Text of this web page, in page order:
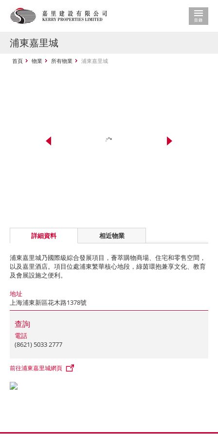
浦東嘉里城
首頁 物業 所有物業 浦東嘉里城
詳細資料 相近物業
浦東嘉里城乃國際級綜合發展項目，薈萃購物商場、住宅和零售空間，
以及嘉里酒店。項目位處浦東繁華核心地段，綠茵環抱兼享文化、教育
及會展設施之便利。
地址
上海浦東新區花木路1378號
查詢
電話
(8621) 5033 2777
前往浦東嘉里城網頁